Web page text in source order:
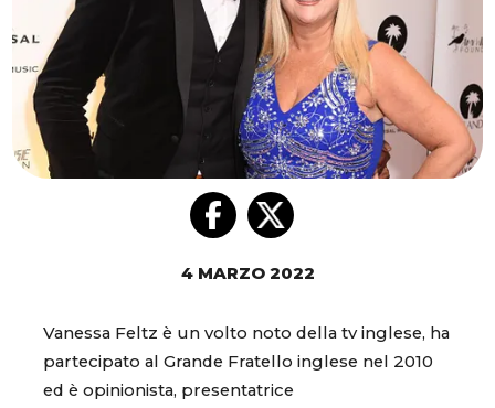
4 MARZO 2022
Vanessa Feltz è un volto noto della tv inglese, ha
partecipato al Grande Fratello inglese nel 2010
ed è opinionista, presentatrice